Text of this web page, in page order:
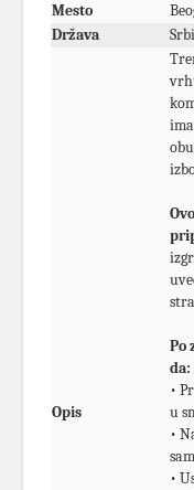
Mesto
Država
Opis
Po
da:
•
u
•
•